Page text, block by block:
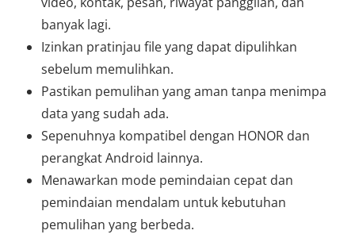
banyak lagi.
Izinkan pratinjau file yang dapat dipulihkan
sebelum memulihkan.
Pastikan pemulihan yang aman tanpa menimpa
data yang sudah ada.
Sepenuhnya kompatibel dengan HONOR dan
perangkat Android lainnya.
Menawarkan mode pemindaian cepat dan
pemindaian mendalam untuk kebutuhan
pemulihan yang berbeda.